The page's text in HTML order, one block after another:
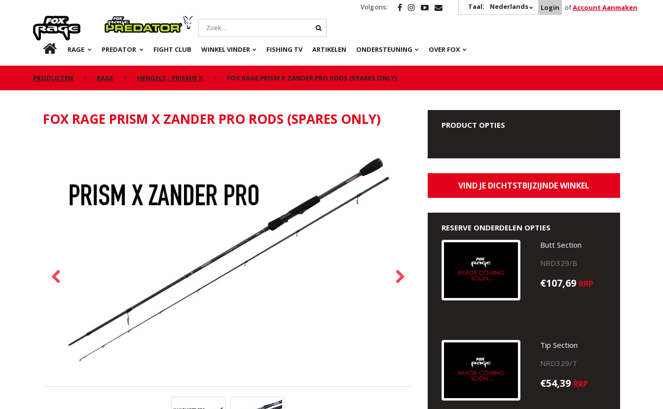
Volg ons: Taal: Nederlands Login ofAccount Aanmaken
Rage Predator
NL RAGE PREDATOR FIGHT CLUB WINKEL VINDER FISHING TV ARTIKELEN ONDERSTEUNING OVER FOX
PRODUCTEN RAGE HENGELS - PRISM® X FOX RAGE PRISM X ZANDER PRO RODS (SPARES ONLY)
FOX RAGE PRISM X ZANDER PRO RODS (SPARES ONLY) PRODUCT OPTIES
VIND JE DICHTSTBIJZIJNDE WINKEL
RESERVE ONDERDELEN OPTIES
Butt Section
NRD329/B
€107,69 RRP
Tip Section
NRD329/T
€54,39 RRP